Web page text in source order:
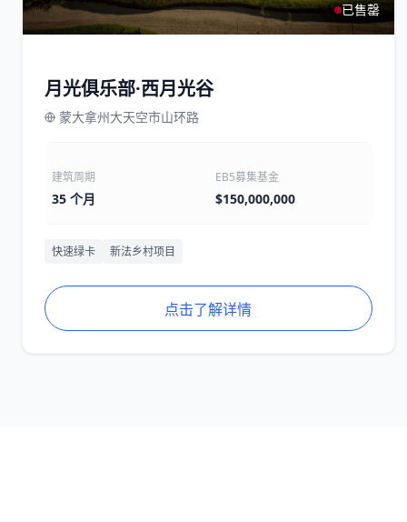
已售罄
月光俱乐部·西月光谷
蒙大拿州大天空市山环路
建筑周期
35 个月
EB5募集基金
$150,000,000
快速绿卡 新法乡村项目
点击了解详情